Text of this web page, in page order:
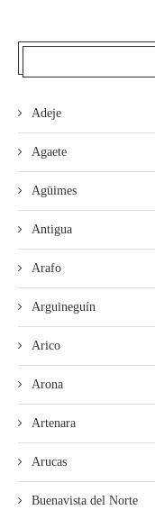
Adeje
Agaete
Agüimes
Antigua
Arafo
Arguineguín
Arico
Arona
Artenara
Arucas
Buenavista del Norte